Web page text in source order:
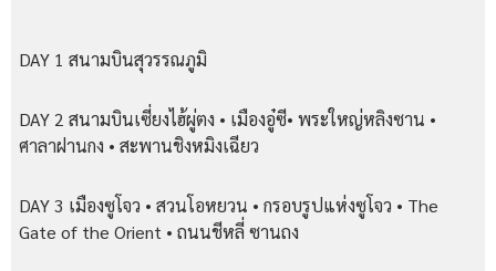
DAY 1 สนามบินสุวรรณภูมิ
DAY 2 สนามบินเซี่ยงไฮ้ผู่ตง • เมืองอู๋ซี• พระใหญ่หลิงซาน •
ศาลาฝานกง • สะพานชิงหมิงเฉียว
DAY 3 เมืองซูโจว • สวนโอหยวน • กรอบรูปแห่งซูโจว • The
Gate of the Orient • ถนนชีหลี่ ซานถง